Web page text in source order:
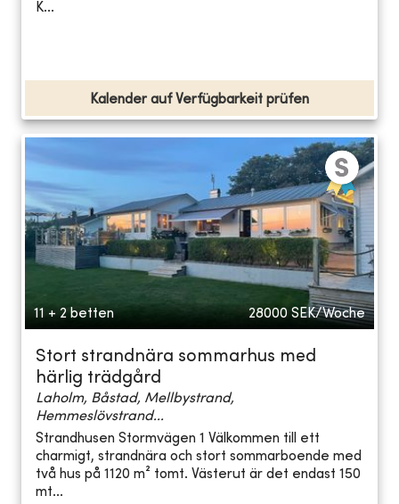
K...
Kalender auf Verfügbarkeit prüfen
11 + 2 betten 28000 SEK/Woche
Stort strandnära sommarhus med
härlig trädgård
Laholm, Båstad, Mellbystrand,
Hemmeslövstrand...
Strandhusen Stormvägen 1 Välkommen till ett
charmigt, strandnära och stort sommarboende med
två hus på 1120 m² tomt. Västerut är det endast 150
mt...